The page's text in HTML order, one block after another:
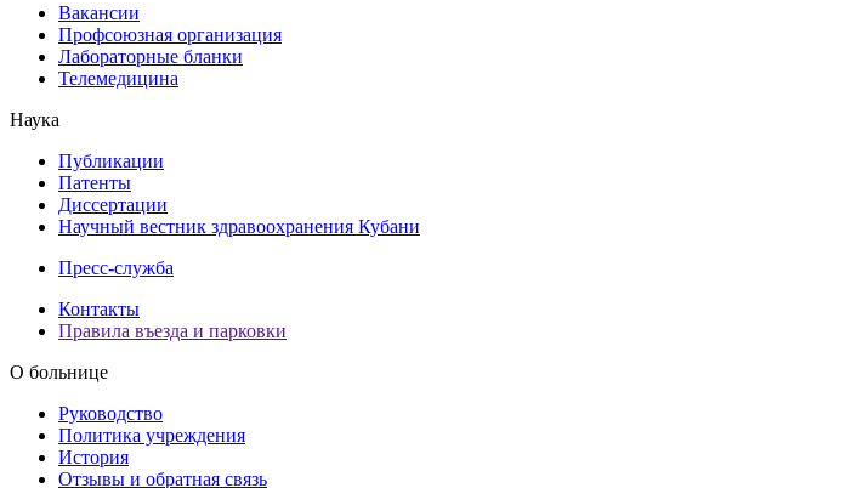
Вакансии
Профсоюзная организация
Лабораторные бланки
Телемедицина
Наука
Публикации
Патенты
Диссертации
Научный вестник здравоохранения Кубани
Пресс-служба
Контакты
Правила въезда и парковки
О больнице
Руководство
Политика учреждения
История
Отзывы и обратная связь